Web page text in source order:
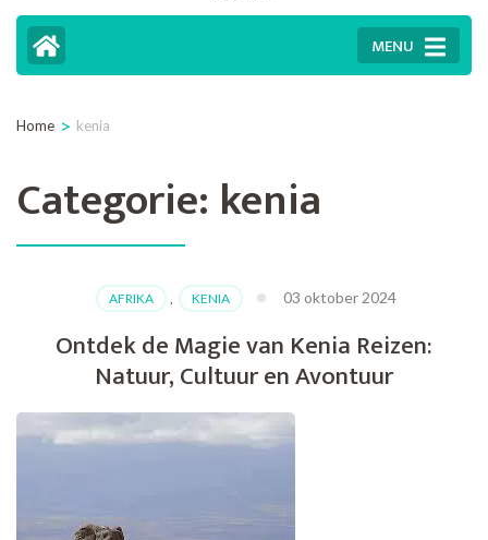
MENU
Home > kenia
Categorie: kenia
AFRIKA , KENIA 03 oktober 2024
Ontdek de Magie van Kenia Reizen:
Natuur, Cultuur en Avontuur